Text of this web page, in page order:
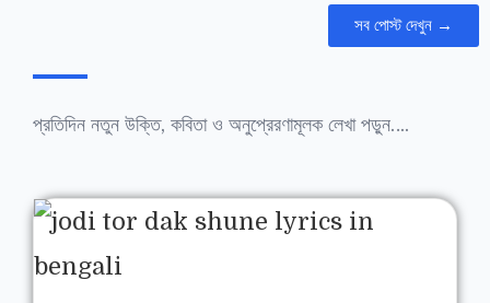
সব পোস্ট দেখুন →
প্রতিদিন নতুন উক্তি, কবিতা ও অনুপ্রেরণামূলক লেখা পড়ুন….